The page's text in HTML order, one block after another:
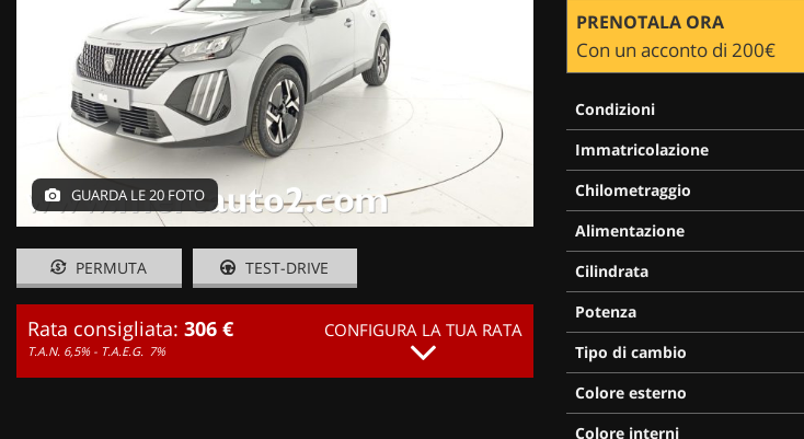
GUARDA LE 20 FOTO
PERMUTA TEST-DRIVE
Rata consigliata: 306 €
T.A.N. 6,5% - T.A.E.G. 7%
CONFIGURA LA TUA RATA
PRENOTALA ORA
Con un acconto di 200€
Condizioni
Immatricolazione
Chilometraggio
Alimentazione
Cilindrata
Potenza
Tipo di cambio
Colore esterno
Colore interni